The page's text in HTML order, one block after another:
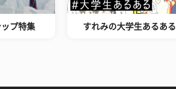
プ特集 すれみの大学生あるある